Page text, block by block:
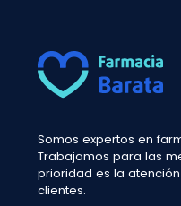
Somos expertos en
Trabajamos para las
prioridad es la
clientes.